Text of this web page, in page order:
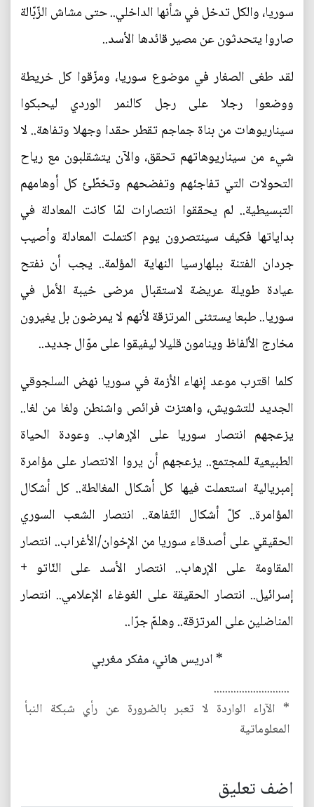
سوريا، والكل تدخل في شأنها الداخلي.. حتى مشاش الزّبّالة
صاروا يتحدثون عن مصير قائدها الأسد..
لقد طغى الصغار في موضوع سوريا، ومزّقوا كل خريطة
ووضعوا رجلا على رجل كالنمر الوردي ليحبكوا
سيناريوهات من بناة جماجم تقطر حقدا وجهلا وتفاهة.. لا
شيء من سيناريوهاتهم تحقق، والآن يتشقلبون مع رياح
التحولات التي تفاجئهم وتفضحهم وتخطّئ كل أوهامهم
التبسيطية.. لم يحققوا انتصارات لمّا كانت المعادلة في
بداياتها فكيف سينتصرون يوم اكتملت المعادلة وأصيب
جردان الفتنة ببلهارسيا النهاية المؤلمة.. يجب أن نفتح
عيادة طويلة عريضة لاستقبال مرضى خيبة الأمل في
سوريا.. طبعا يستثنى المرتزقة لأنهم لا يمرضون بل يغيرون
مخارج الألفاظ وينامون قليلا ليفيقوا على موّال جديد..
كلما اقترب موعد إنهاء الأزمة في سوريا نهض السلجوقي
الجديد للتشويش، واهتزت فرائص واشنطن ولغا من لغا..
يزعجهم انتصار سوريا على الإرهاب.. وعودة الحياة
الطبيعية للمجتمع.. يزعجهم أن يروا الانتصار على مؤامرة
إمبريالية استعملت فيها كل أشكال المغالطة.. كل أشكال
المؤامرة.. كلّ أشكال التّفاهة.. انتصار الشعب السوري
الحقيقي على أصدقاء سوريا من الإخوان/الأغراب.. انتصار
المقاومة على الإرهاب.. انتصار الأسد على النّاتو +
إسرائيل.. انتصار الحقيقة على الغوغاء الإعلامي.. انتصار
المناضلين على المرتزقة.. وهلمّ جرّا..
* ادريس هاني، مفكر مغربي
...........................
* الآراء الواردة لا تعبر بالضرورة عن رأي شبكة النبأ
المعلوماتية
اضف تعليق